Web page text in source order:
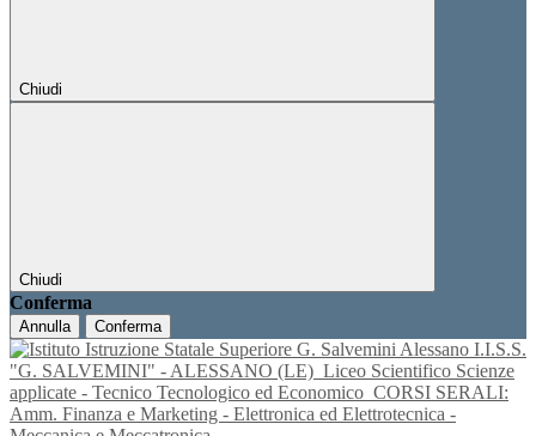
Chiudi
Chiudi
Conferma
Annulla Conferma
I.I.S.S.
"G. SALVEMINI" - ALESSANO (LE) Liceo Scientifico Scienze
applicate - Tecnico Tecnologico ed Economico CORSI SERALI:
Amm. Finanza e Marketing - Elettronica ed Elettrotecnica -